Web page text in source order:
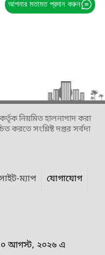
আপনার মতামত প্রদান করুন
নিয়মিত হালনাগাদ করা
করতে সংশ্লিষ্ট দপ্তর সর্বদা
ম্যাপ
যোগাযোগ
১০ আগস্ট, ২০২৬ এ